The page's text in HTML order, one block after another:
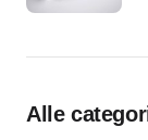
Alle